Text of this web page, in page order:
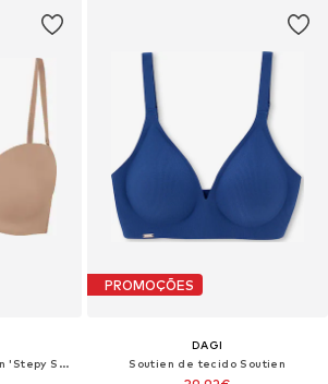
Soutien de tecido Soutien 'Stepy Soft 01'
PROMOÇÕES
DAGI
Soutien de tecido Soutien